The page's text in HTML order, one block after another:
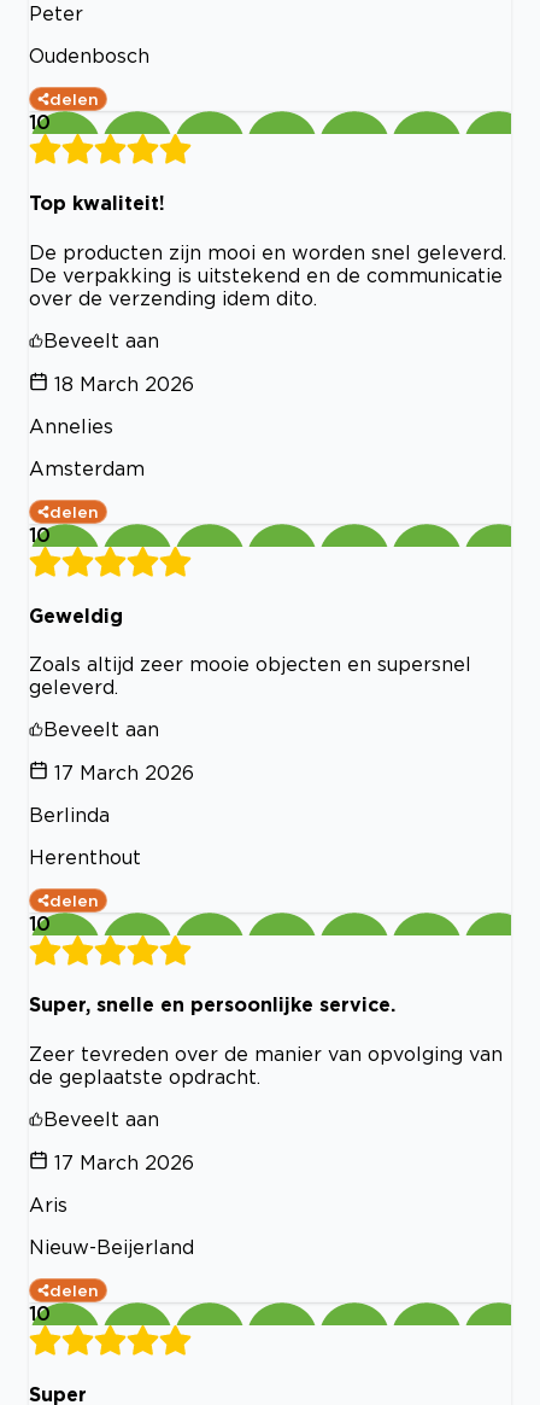
Peter
Oudenbosch
delen
10
Top kwaliteit!
De producten zijn mooi en worden snel geleverd.
De verpakking is uitstekend en de communicatie
over de verzending idem dito.
Beveelt aan
18 March 2026
Annelies
Amsterdam
delen
10
Geweldig
Zoals altijd zeer mooie objecten en supersnel
geleverd.
Beveelt aan
17 March 2026
Berlinda
Herenthout
delen
10
Super, snelle en persoonlijke service.
Zeer tevreden over de manier van opvolging van
de geplaatste opdracht.
Beveelt aan
17 March 2026
Aris
Nieuw-Beijerland
delen
10
Super